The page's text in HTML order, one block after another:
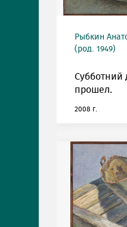
Рыбкин
(род. 1949)
Субботний
прошел.
2008 г.